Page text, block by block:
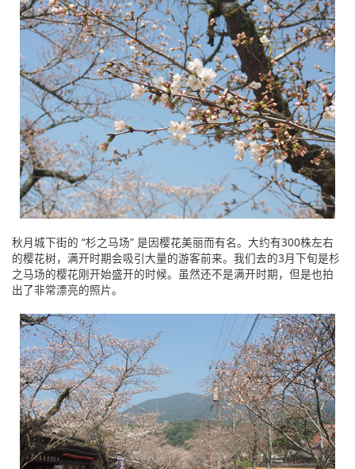
秋月城下街的 “杉之马场” 是因樱花美丽而有名。大约有300株左右
的樱花树，满开时期会吸引大量的游客前来。我们去的3月下旬是杉
之马场的樱花刚开始盛开的时候。虽然还不是满开时期，但是也拍
出了非常漂亮的照片。